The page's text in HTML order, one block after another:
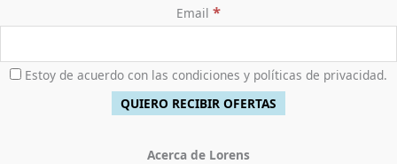
Email *
Estoy de acuerdo con las condiciones y políticas de privacidad.
Acerca de Lorens